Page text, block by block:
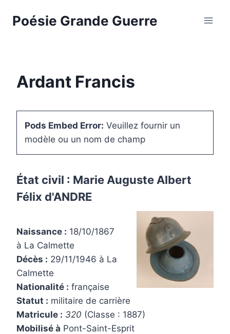
Poésie Grande Guerre
Ardant Francis
Pods Embed Error: Veuillez fournir un
modèle ou un nom de champ
État civil : Marie Auguste Albert
Félix d'ANDRE
Naissance : 18/10/1867
à La Calmette
Décès : 29/11/1946 à La
Calmette
Nationalité : française
Statut : militaire de carrière
Matricule : 320 (Classe : 1887)
Mobilisé à Pont-Saint-Esprit